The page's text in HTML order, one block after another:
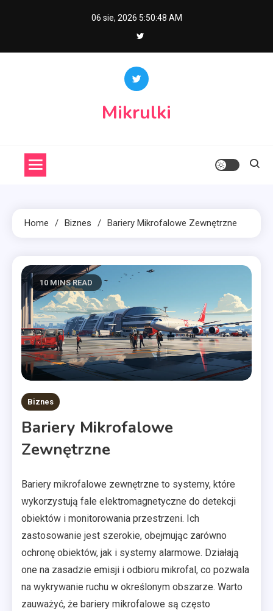
06 sie, 2026 5:50:49 AM
Mikrulki
Home Biznes Bariery Mikrofalowe Zewnętrzne
10 MINS READ
Biznes
Bariery Mikrofalowe
Zewnętrzne
Bariery mikrofalowe zewnętrzne to systemy, które
wykorzystują fale elektromagnetyczne do detekcji
obiektów i monitorowania przestrzeni. Ich
zastosowanie jest szerokie, obejmując zarówno
ochronę obiektów, jak i systemy alarmowe. Działają
one na zasadzie emisji i odbioru mikrofal, co pozwala
na wykrywanie ruchu w określonym obszarze. Warto
zauważyć, że bariery mikrofalowe są często